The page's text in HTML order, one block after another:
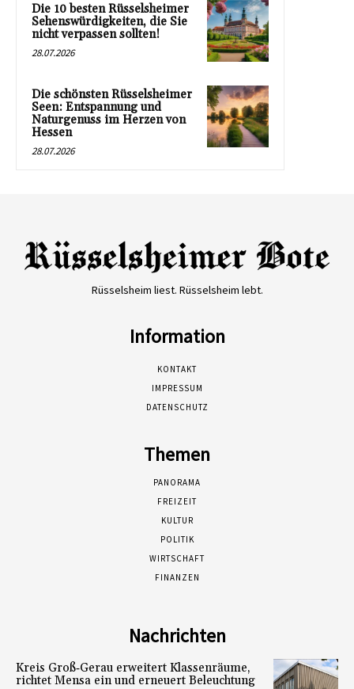
Die 10 besten Rüsselsheimer
Sehenswürdigkeiten, die Sie
nicht verpassen sollten!
28.07.2026
Die schönsten Rüsselsheimer
Seen: Entspannung und
Naturgenuss im Herzen von
Hessen
28.07.2026
Rüsselsheim liest. Rüsselsheim lebt.
Information
KONTAKT
IMPRESSUM
DATENSCHUTZ
Themen
PANORAMA
FREIZEIT
KULTUR
POLITIK
WIRTSCHAFT
FINANZEN
Nachrichten
Kreis Groß‑Gerau erweitert Klassenräume,
richtet Mensa ein und erneuert Beleuchtung